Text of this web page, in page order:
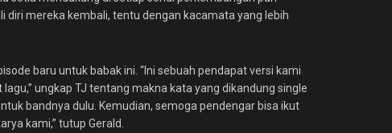
diri mereka kembali, tentu dengan kacamata yang lebih
baru untuk babak ini. “Ini sebuah pendapat versi kami
ungkap TJ tentang makna kata yang dikandung single
bandnya dulu. Kemudian, semoga pendengar bisa ikut
kami,” tutup Gerald.